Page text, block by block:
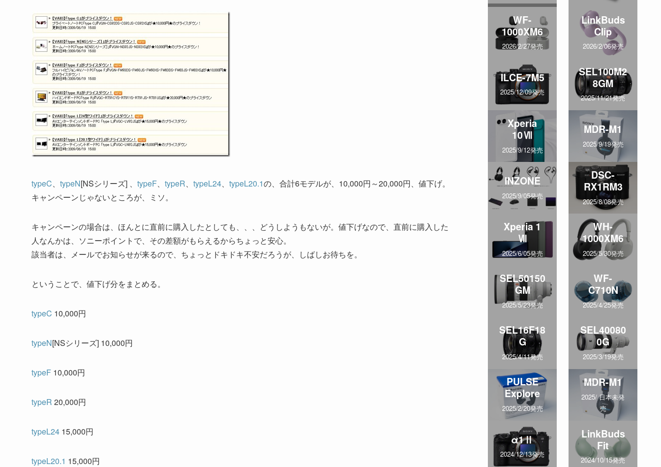
typeC、 typeN[NSシリーズ] 、 typeF、 typeR、 typeL24、 typeL20.1の、合計6モデルが、10,000円～20,000円、値下げ。
キャンペーンじゃないところが、ミソ。
キャンペーンの場合は、ほんとに直前に購入したとしても、、、どうしようもないが。値下げなので、直前に購入した
人なんかは、ソニーポイントで、その差額がもらえるからちょっと安心。
該当者は、メールでお知らせが来るので、ちょっとドキドキ不安だろうが、しばしお待ちを。
ということで、値下げ分をまとめる。
typeC 10,000円
typeN[NSシリーズ] 10,000円
typeF 10,000円
typeR 20,000円
typeL24 15,000円
typeL20.1 15,000円
WF-
1000XM6
2026/2/27発売
LinkBuds
Clip
2026/2/06発売
ILCE-7M5
2025/12/09発売
SEL100M2
8GM
2025/11/21発売
Xperia
10Ⅶ
2025/9/12発売
MDR-M1
2025/9/19発売
INZONE
2025/9/05発売
DSC-
RX1RM3
2025/8/08発売
Xperia 1
Ⅶ
2025/6/05発売
WH-
1000XM6
2025/5/30発売
SEL50150
GM
2025/5/23発売
WF-
C710N
2025/4/25発売
SEL16F18
G
2025/4/11発売
SEL40080
0G
2025/3/19発売
PULSE
Explore
2025/2/20発売
MDR-M1
2025/ 日本未発
売
α1Ⅱ
2024/12/13発売
LinkBuds
Fit
2024/10/15発売